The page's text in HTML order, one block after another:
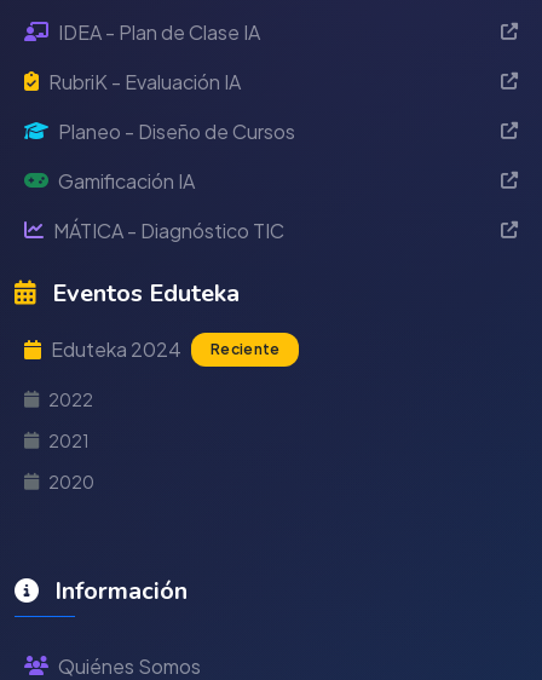
IDEA - Plan de Clase IA
RubriK - Evaluación IA
Planeo - Diseño de Cursos
Gamificación IA
MÁTICA - Diagnóstico TIC
Eventos Eduteka
Eduteka 2024 Reciente
2022
2021
2020
Información
Quiénes Somos